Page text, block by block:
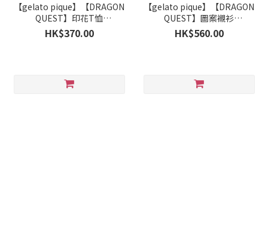
【gelato pique】【DRAGON
QUEST】印花T恤
PWCT264210
HK$370.00
【gelato pique】【DRAGON
QUEST】圖案襯衫
PWCT264207
HK$560.00